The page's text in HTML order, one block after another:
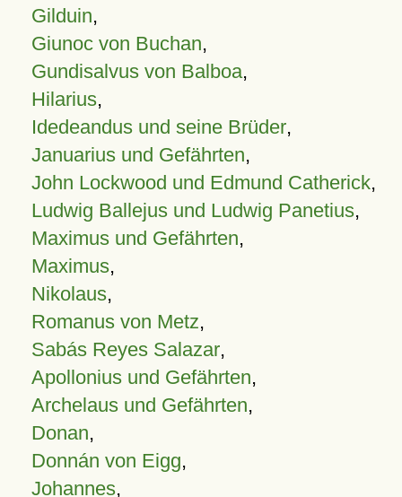
Gilduin,
Giunoc von Buchan,
Gundisalvus von Balboa,
Hilarius,
Idedeandus und seine Brüder,
Januarius und Gefährten,
John Lockwood und Edmund Catherick,
Ludwig Ballejus und Ludwig Panetius,
Maximus und Gefährten,
Maximus,
Nikolaus,
Romanus von Metz,
Sabás Reyes Salazar,
Apollonius und Gefährten,
Archelaus und Gefährten,
Donan,
Donnán von Eigg,
Johannes,